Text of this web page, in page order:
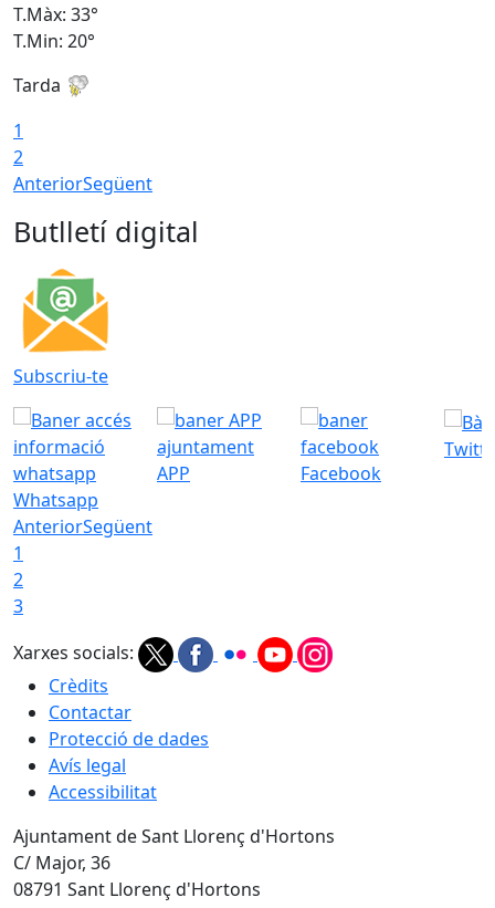
T.Màx: 33°
T.Min: 20°
Tarda
1
2
AnteriorSegüent
Butlletí digital
Subscriu-te
Whatsapp
APP Facebook
AnteriorSegüent
1
2
3
Xarxes socials:
Crèdits
Contactar
Protecció de dades
Avís legal
Accessibilitat
Ajuntament de Sant Llorenç d'Hortons
C/ Major, 36
08791 Sant Llorenç d'Hortons